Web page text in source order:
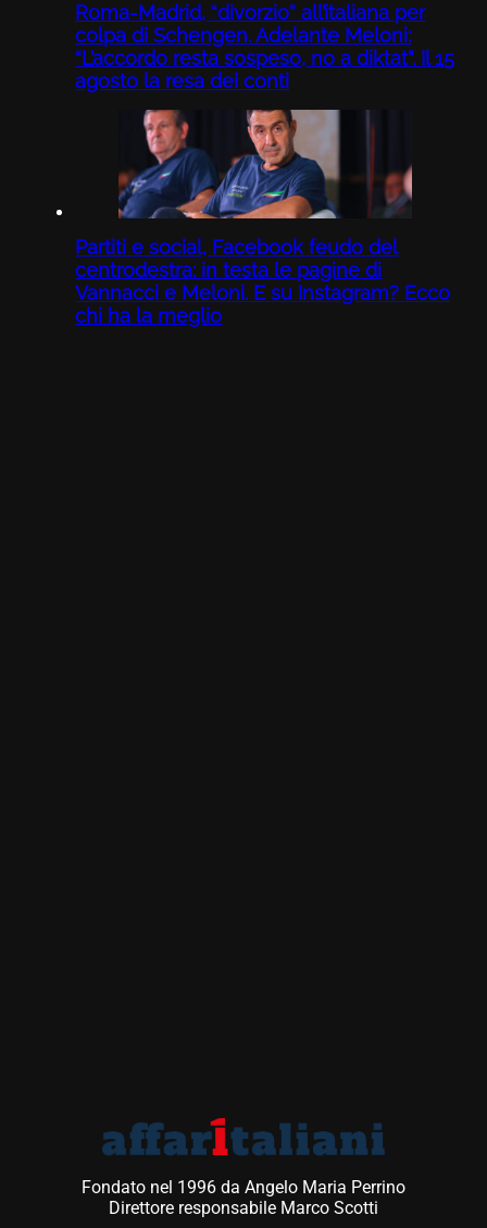
Roma-Madrid, “divorzio” all’italiana per
colpa di Schengen. Adelante Meloni:
“L’accordo resta sospeso, no a diktat”. Il 15
agosto la resa dei conti
Partiti e social, Facebook feudo del
centrodestra: in testa le pagine di
Vannacci e Meloni. E su Instagram? Ecco
chi ha la meglio
Fondato nel 1996 da Angelo Maria Perrino
Direttore responsabile Marco Scotti